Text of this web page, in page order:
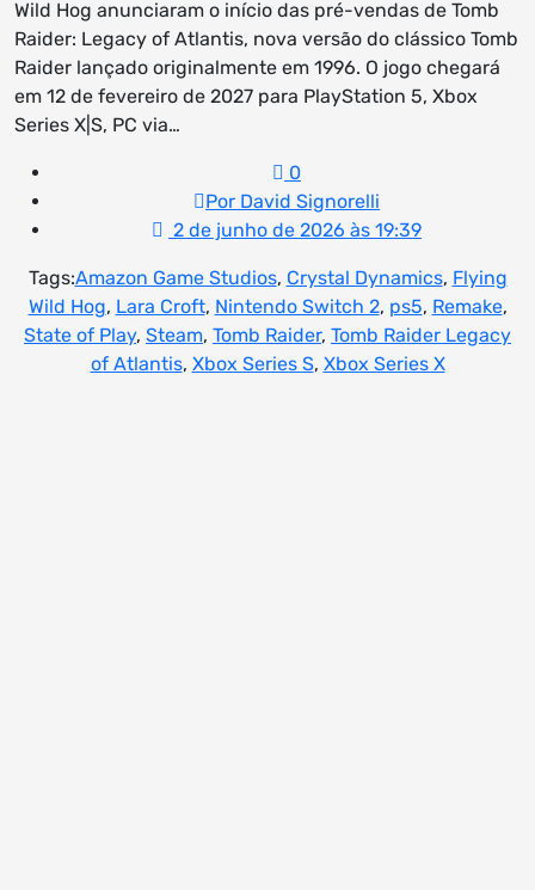
Wild Hog anunciaram o início das pré-vendas de Tomb
Raider: Legacy of Atlantis, nova versão do clássico Tomb
Raider lançado originalmente em 1996. O jogo chegará
em 12 de fevereiro de 2027 para PlayStation 5, Xbox
Series X|S, PC via…
0
Por David Signorelli
2 de junho de 2026 às 19:39
Tags:Amazon Game Studios, Crystal Dynamics, Flying
Wild Hog, Lara Croft, Nintendo Switch 2, ps5, Remake,
State of Play, Steam, Tomb Raider, Tomb Raider Legacy
of Atlantis, Xbox Series S, Xbox Series X